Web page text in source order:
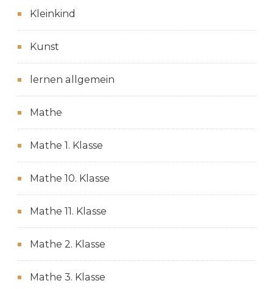
Kleinkind
Kunst
lernen allgemein
Mathe
Mathe 1. Klasse
Mathe 10. Klasse
Mathe 11. Klasse
Mathe 2. Klasse
Mathe 3. Klasse